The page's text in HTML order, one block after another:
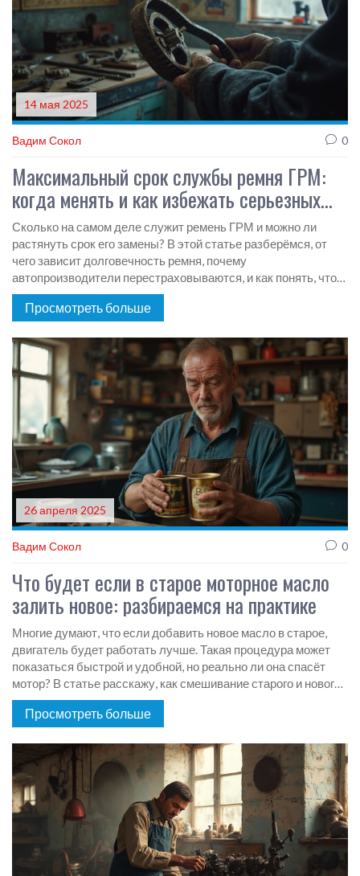
14 мая 2025
Вадим Сокол 0
Максимальный срок службы ремня ГРМ:
когда менять и как избежать серьезных
проблем
Сколько на самом деле служит ремень ГРМ и можно ли
растянуть срок его замены? В этой статье разберёмся, от
чего зависит долговечность ремня, почему
автопроизводители перестраховываются, и как понять, что
пора ехать на сервис. Узнаете реальные риски, лайфхаки по
осмотру и ошибки, которые часто допускают. Практические
ремонт.
Просмотреть больше
26 апреля 2025
Вадим Сокол 0
Что будет если в старое моторное масло
залить новое: разбираемся на практике
Многие думают, что если добавить новое масло в старое,
двигатель будет работать лучше. Такая процедура может
показаться быстрой и удобной, но реально ли она спасёт
мотор? В статье расскажу, как смешивание старого и нового
масла влияет на работу двигателя, чем это чревато, и какие
мифы стары среди автолюбителей. Вы узнаете, зачем всё-
добавление нового действительно может помочь. Честные
советы и личный опыт без лишних сложностей.
Просмотреть больше